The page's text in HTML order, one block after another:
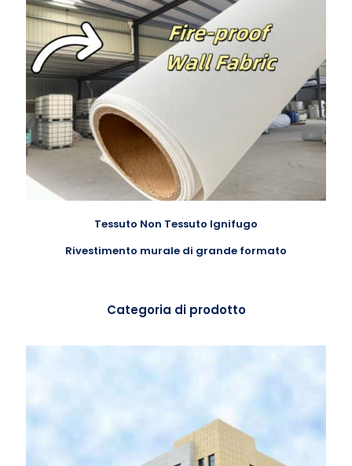
Tessuto Non Tessuto Ignifugo
Rivestimento murale di grande formato
Categoria di prodotto